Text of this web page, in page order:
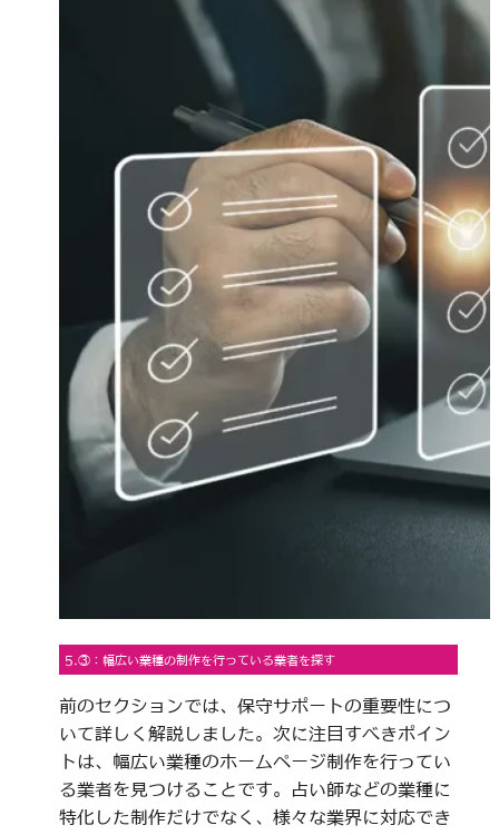
5.③：幅広い業種の制作を行っている業者を探す
前のセクションでは、保守サポートの重要性につ
いて詳しく解説しました。次に注目すべきポイン
トは、幅広い業種のホームページ制作を行ってい
る業者を見つけることです。占い師などの業種に
特化した制作だけでなく、様々な業界に対応でき